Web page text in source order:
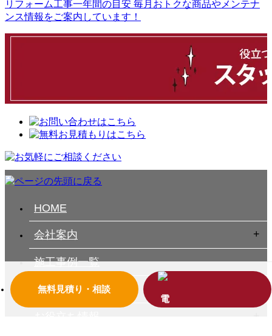
無料見積り・相談
リフォーム工事一年間の目安 毎月おトクな商品やメンテナ
ンス情報をご案内しています！
HOME
会社案内
施工事例一覧
お客様の声一覧